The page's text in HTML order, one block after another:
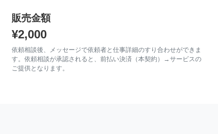
販売金額
¥2,000
依頼相談後、メッセージで依頼者と仕事詳細のすり合わせができま
す。依頼相談が承認されると、前払い決済（本契約）→サービスの
ご提供となります。